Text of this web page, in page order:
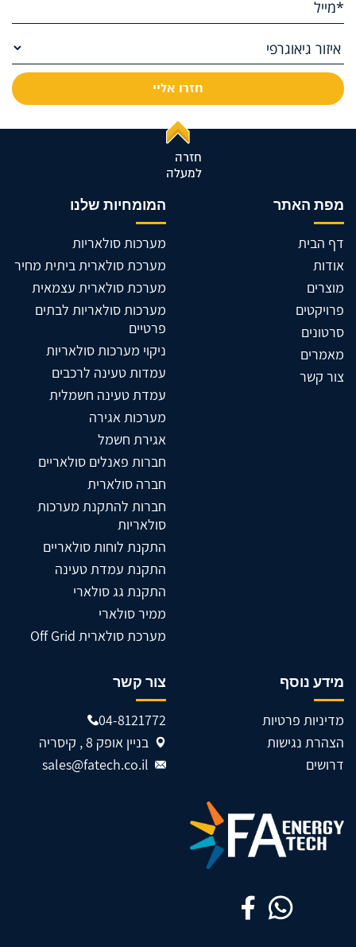
חזרה
למעלה
מפת האתר
דף הבית
אודות
מוצרים
פרויקטים
סרטונים
מאמרים
צור קשר
המומחיות שלנו
מערכות סולאריות
מערכת סולארית ביתית מחיר
מערכת סולארית עצמאית
מערכות סולאריות לבתים
פרטיים
ניקוי מערכות סולאריות
עמדות טעינה לרכבים
עמדת טעינה חשמלית
מערכות אגירה
אגירת חשמל
חברות פאנלים סולאריים
חברה סולארית
חברות להתקנת מערכות
סולאריות
התקנת לוחות סולאריים
התקנת עמדת טעינה
התקנת גג סולארי
ממיר סולארי
מערכת סולארית Off Grid
מידע נוסף
מדיניות פרטיות
הצהרת נגישות
דרושים
צור קשר
04-8121772
בניין אופק 8 , קיסריה
sales@fatech.co.il